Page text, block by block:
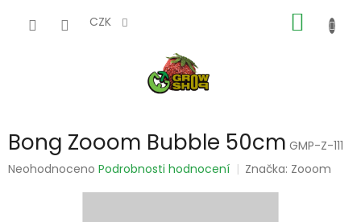
CZK
KOŠÍK
Bong Zooom Bubble 50cm GMP-Z-111
Průměrné
Neohodnoceno Podrobnosti hodnocení Značka: Zooom